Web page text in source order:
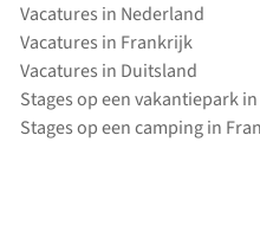
Vacatures in Nederland
Vacatures in Frankrijk
Vacatures in Duitsland
Stages op een vakantiepark
Stages op een camping in